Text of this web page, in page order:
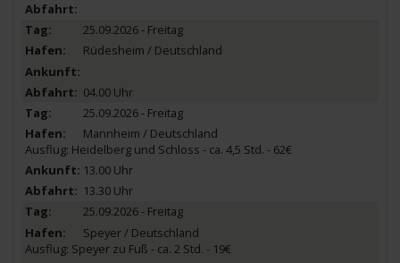
25.09.2026 - Freitag
Rüdesheim / Deutschland
04.00 Uhr
25.09.2026 - Freitag
Mannheim / Deutschland
Ausflug: Heidelberg und Schloss - ca. 4,5 Std. - 62€
13.00 Uhr
13.30 Uhr
25.09.2026 - Freitag
Speyer / Deutschland
Ausflug: Speyer zu Fuß - ca. 2 Std. - 19€